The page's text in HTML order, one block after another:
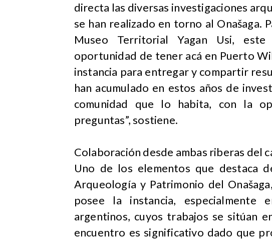
directa las diversas investigaciones
se han realizado en torno al Onašaga.
Museo Territorial Yagan Usi,
oportunidad de tener acá en Puerto
instancia para entregar y compartir
han acumulado en estos años de
comunidad que lo habita, con la
preguntas”, sostiene.
Colaboración desde ambas riberas del
Uno de los elementos que destaca
Arqueología y Patrimonio del
posee la instancia, especialmente
argentinos, cuyos trabajos se sitúan
encuentro es significativo dado que